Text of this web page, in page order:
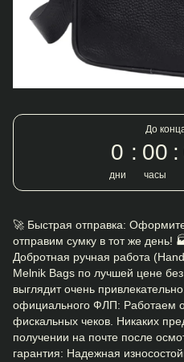
До
0
дни
00
часы
🚀 Быстрая отправка:
отправим сумку в тот же день!
Добротная ручная работа
Melnik Bags по лучшей цене
выглядит очень
официального ФЛП: Работаем
фискальных чеков. Никаких
получении на почте после
гарантия: Надежная